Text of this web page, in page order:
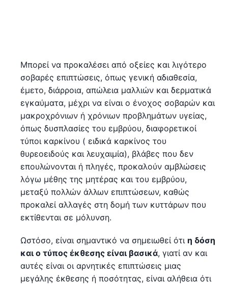
Μπορεί να προκαλέσει από οξείες και λιγότερο
σοβαρές επιπτώσεις, όπως γενική αδιαθεσία,
έμετο, διάρροια, απώλεια μαλλιών και δερματικά
εγκαύματα, μέχρι να είναι ο ένοχος σοβαρών και
μακροχρόνιων ή χρόνιων προβλημάτων υγείας,
όπως δυσπλασίες του εμβρύου, διαφορετικοί
τύποι καρκίνου ( ειδικά καρκίνος του
θυρεοειδούς και λευχαιμία), βλάβες που δεν
επουλώνονται ή πληγές, προκαλούν αμβλώσεις
λόγω μέθης της μητέρας και του εμβρύου,
μεταξύ πολλών άλλων επιπτώσεων, καθώς
προκαλεί αλλαγές στη δομή των κυττάρων που
εκτίθενται σε μόλυνση.
Ωστόσο, είναι σημαντικό να σημειωθεί ότι η δόση
και ο τύπος έκθεσης είναι βασικά, γιατί αν και
αυτές είναι οι αρνητικές επιπτώσεις μιας
μεγάλης έκθεσης ή ποσότητας, είναι αλήθεια ότι